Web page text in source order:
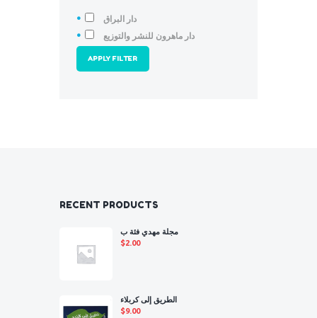
دار البراق
دار ماهرون للنشر والتوزيع
APPLY FILTER
RECENT PRODUCTS
مجلة مهدي فئة ب
$2.00
الطريق إلى كربلاء
$9.00